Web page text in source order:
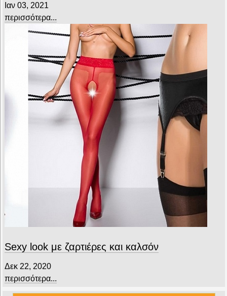
Ιαν 03, 2021
περισσότερα...
Sexy look με ζαρτιέρες και καλσόν
Δεκ 22, 2020
περισσότερα...